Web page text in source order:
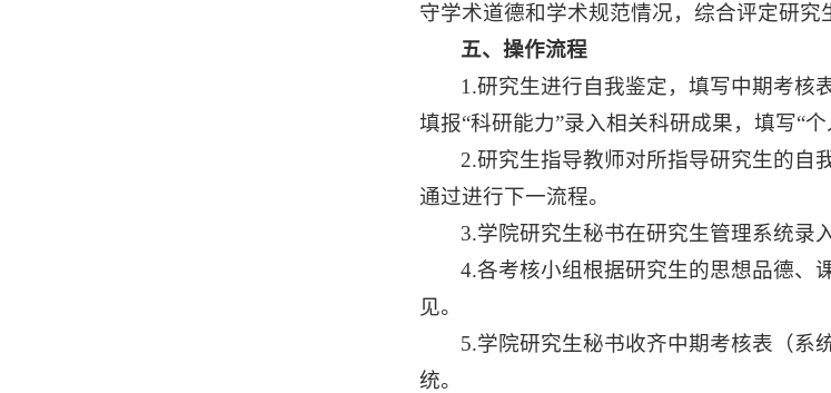
守学术道德和学术规范情况，综合评定研究
五、操作流程
1.研究生进行自我鉴定，填写中期考核
填报“科研能力”录入相关科研成果，填写“个
2.研究生指导教师对所指导研究生的自
通过进行下一流程。
3.学院研究生秘书在研究生管理系统录
4.各考核小组根据研究生的思想品德、
见。
5.学院研究生秘书收齐中期考核表（系
统。